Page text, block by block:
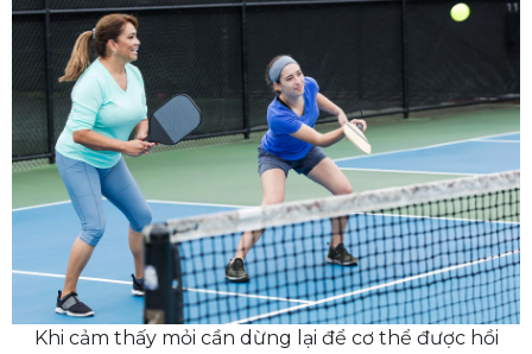
Khi cảm thấy mỏi cần dừng lại để cơ thể được hồi